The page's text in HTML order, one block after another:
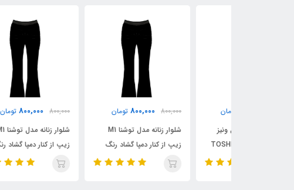
800,000
800,000 تومان
شلوار زنانه مدل توشنا M1
زیپ از کنار دمپا گشاد رنگ
مشکی سایز 2 / TOSHNA
800,000 تومان
شلوار زنانه مدل توشنا M1
زیپ از کنار دمپا گشاد رنگ
مشکی سایز 1 / TOSHNA